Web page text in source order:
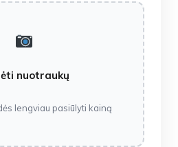
nuotraukų
lengviau pasiūlyti kainą